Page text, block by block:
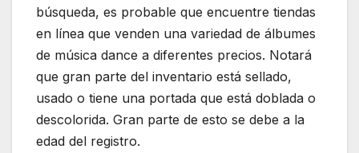
búsqueda, es probable que encuentre tiendas
en línea que venden una variedad de álbumes
de música dance a diferentes precios. Notará
que gran parte del inventario está sellado,
usado o tiene una portada que está doblada o
descolorida. Gran parte de esto se debe a la
edad del registro.